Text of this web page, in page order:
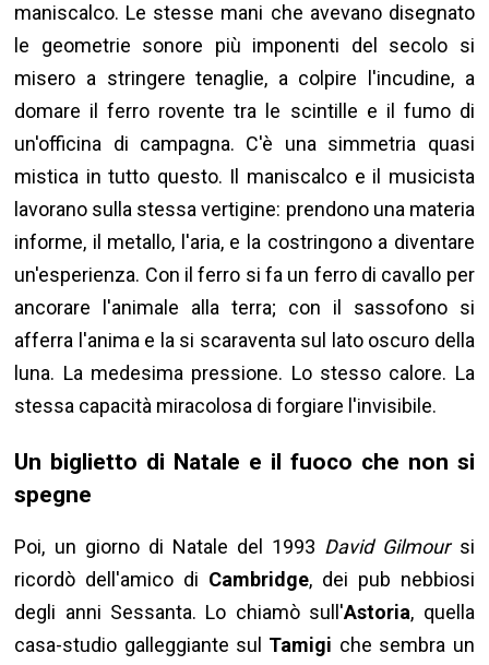
maniscalco. Le stesse mani che avevano disegnato
le geometrie sonore più imponenti del secolo si
misero a stringere tenaglie, a colpire l'incudine, a
domare il ferro rovente tra le scintille e il fumo di
un'officina di campagna. C'è una simmetria quasi
mistica in tutto questo. Il maniscalco e il musicista
lavorano sulla stessa vertigine: prendono una materia
informe, il metallo, l'aria, e la costringono a diventare
un'esperienza. Con il ferro si fa un ferro di cavallo per
ancorare l'animale alla terra; con il sassofono si
afferra l'anima e la si scaraventa sul lato oscuro della
luna. La medesima pressione. Lo stesso calore. La
stessa capacità miracolosa di forgiare l'invisibile.
Un biglietto di Natale e il fuoco che non si
spegne
Poi, un giorno di Natale del 1993 David Gilmour si
ricordò dell'amico di Cambridge, dei pub nebbiosi
degli anni Sessanta. Lo chiamò sull'Astoria, quella
casa-studio galleggiante sul Tamigi che sembra un